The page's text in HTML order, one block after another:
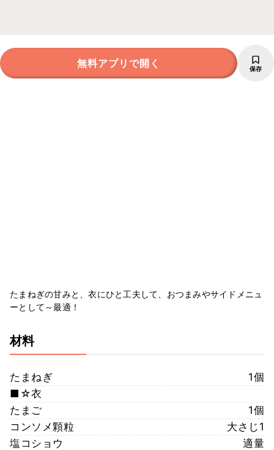
無料アプリで開く 保存
たまねぎの甘みと、衣にひと工夫して、おつまみやサイドメニュ
ーとして～最適！
材料
たまねぎ
1個
■☆衣
たまご
1個
コンソメ顆粒
大さじ1
塩コショウ
適量